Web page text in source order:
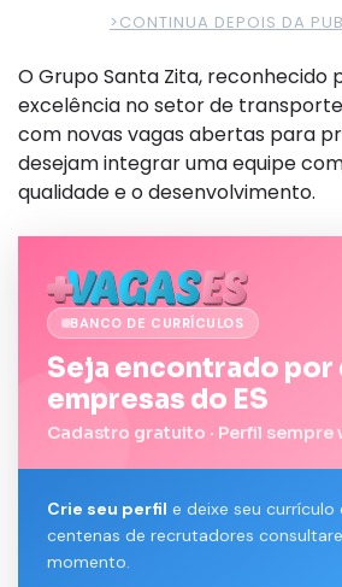
>CONTINUA DEPOIS DA
O Grupo Santa Zita, reconhecido
excelência no setor de
com novas vagas abertas para
desejam integrar uma equipe
qualidade e o desenvolvimento.
BANCO DE CURRÍCULOS
Seja encontrado por
empresas do ES
Cadastro gratuito · Perfil sempre
Crie seu perfil e deixe seu currículo
centenas de recrutadores
momento.